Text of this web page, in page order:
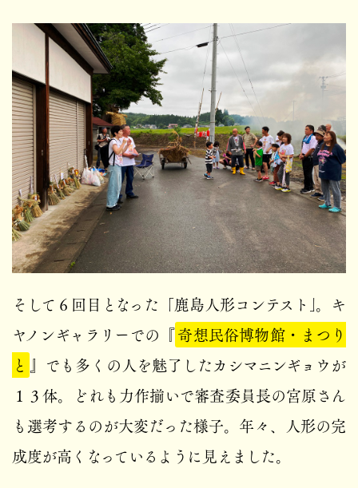
そして６回目となった「鹿島人形コンテスト」。キ
ヤノンギャラリーでの『奇想民俗博物館・まつり
と 』でも多くの人を魅了したカシマニンギョウが
１３体。どれも力作揃いで審査委員長の宮原さん
も選考するのが大変だった様子。年々、人形の完
成度が高くなっているように見えました。